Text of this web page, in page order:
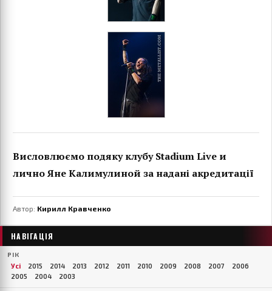
Висловлюємо подяку клубу Stadium Live и
лично Яне Калимулиной за надані акредитації
Автор: Кирилл Кравченко
НАВІГАЦІЯ
РІК
Усі 2015 2014 2013 2012 2011 2010 2009 2008 2007
2006
2005
2004 2003